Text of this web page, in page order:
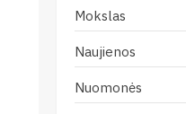
Mokslas
Naujienos
Nuomonės